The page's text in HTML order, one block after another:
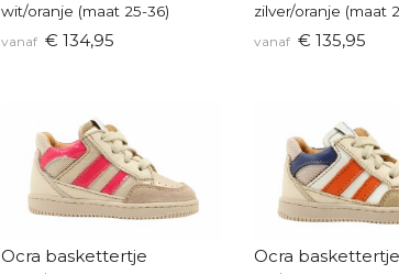
wit/oranje (maat 25-36)
vanaf € 134,95
zilver/oranje (maat
vanaf € 135,95
Ocra baskettertje Ocra baskettertje